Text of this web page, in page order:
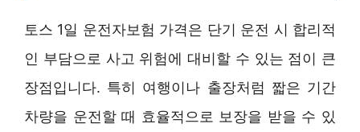
토스 1일 운전자보험 가격은 단기 운전 시 합리적
인 부담으로 사고 위험에 대비할 수 있는 점이 큰
장점입니다. 특히 여행이나 출장처럼 짧은 기간
차량을 운전할 때 효율적으로 보장을 받을 수 있